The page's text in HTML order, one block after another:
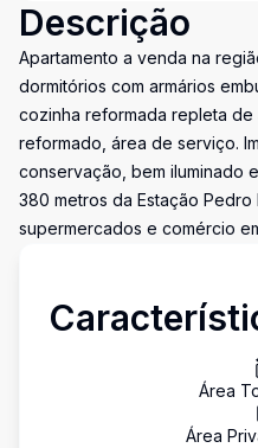
Descrição
Apartamento a venda na
dormitórios com armários
cozinha reformada repleta
reformado, área de serviço.
conservação, bem iluminado
380 metros da Estação
supermercados e comércio
Área
Área